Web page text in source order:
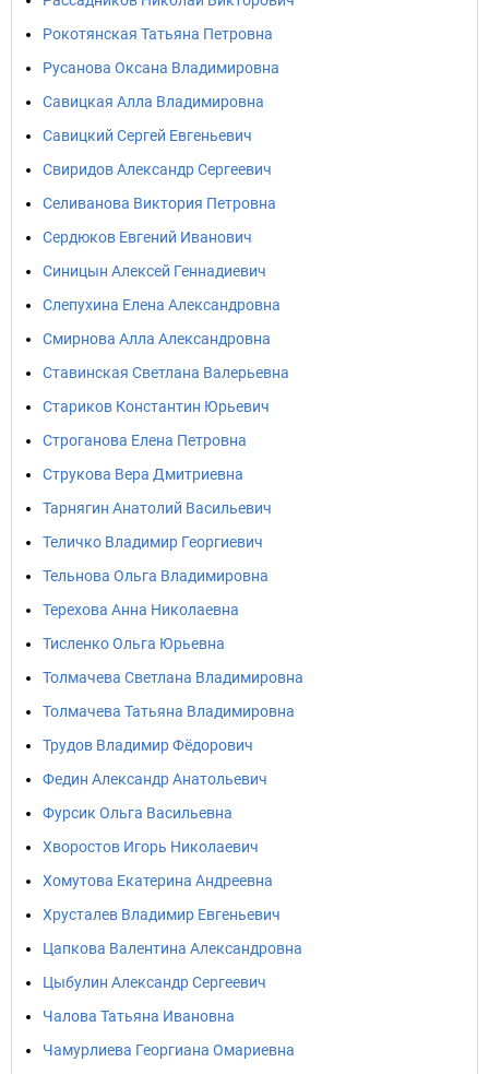
Рокотянская Татьяна Петровна
Русанова Оксана Владимировна
Савицкая Алла Владимировна
Савицкий Сергей Евгеньевич
Свиридов Александр Сергеевич
Селиванова Виктория Петровна
Сердюков Евгений Иванович
Синицын Алексей Геннадиевич
Слепухина Елена Александровна
Смирнова Алла Александровна
Ставинская Светлана Валерьевна
Стариков Константин Юрьевич
Строганова Елена Петровна
Струкова Вера Дмитриевна
Тарнягин Анатолий Васильевич
Теличко Владимир Георгиевич
Тельнова Ольга Владимировна
Терехова Анна Николаевна
Тисленко Ольга Юрьевна
Толмачева Светлана Владимировна
Толмачева Татьяна Владимировна
Трудов Владимир Фёдорович
Федин Александр Анатольевич
Фурсик Ольга Васильевна
Хворостов Игорь Николаевич
Хомутова Екатерина Андреевна
Хрусталев Владимир Евгеньевич
Цапкова Валентина Александровна
Цыбулин Александр Сергеевич
Чалова Татьяна Ивановна
Чамурлиева Георгиана Омариевна